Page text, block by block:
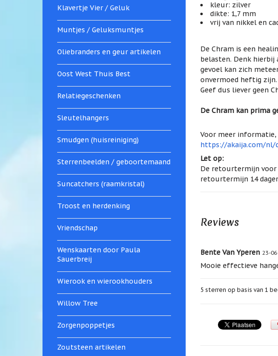
Klavertje Vier / Geluk
Muntjes / Geluksmuntjes
Oliebranders en geur artikelen
Oost West Thuis Best
Relatiegeschenken
Sleutelhangers
Smudgen (huisreiniging)
Sterrenbeelden / geboortemaand
Suncatchers (raamkristal)
Troost en herdenking
Vriendschap
Wenskaarten door Paula
Sauerbreij
Wierook en wierookhouders
Willow Tree
Zorgenpoppetjes
Zoutsteen artikelen
kleur: zilver
dikte: 1,7 mm
vrij van nikkel en
De Chram is een
belasten. Denk hierbij
gevoel kan zich
onvermoed heftig zijn.
Geef dus liever geen
De Chram kan prima
Voor meer informatie,
https://akaija.com/nl/
Let op:
De retourtermijn voor
retourtermijn 14
Reviews
Bente Van Yperen 23-
Mooie effectieve
5 sterren op basis van 1